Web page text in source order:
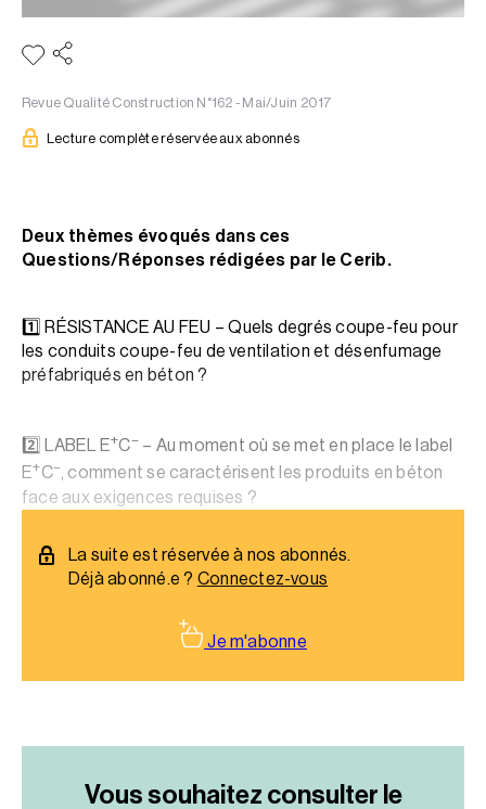
Revue Qualité Construction N°162 - Mai/Juin 2017
Lecture complète réservée aux abonnés
Deux thèmes évoqués dans ces
Questions/Réponses rédigées par le Cerib.
1️⃣ RÉSISTANCE AU FEU – Quels degrés coupe-feu pour
les conduits coupe-feu de ventilation et désenfumage
préfabriqués en béton ?
2️⃣ LABEL E+C–– Au moment où se met en place le label
E+C–, comment se caractérisent les produits en béton
face aux exigences requises ?
La suite est réservée à nos abonnés.
Déjà abonné.e ? Connectez-vous
Je m'abonne
Vous souhaitez consulter le